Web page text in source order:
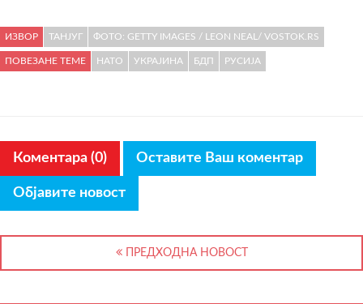
ИЗВОР ТАНЈУГ ФОТО: GETTY IMAGES / LEON NEAL/ VOSTOK.RS
ПОВЕЗАНЕ ТЕМЕ НАТО УКРАЈИНА БДП РУСИЈА
Коментара (0) Оставите Ваш коментар
Објавите новост
ПРЕДХОДНА НОВОСТ